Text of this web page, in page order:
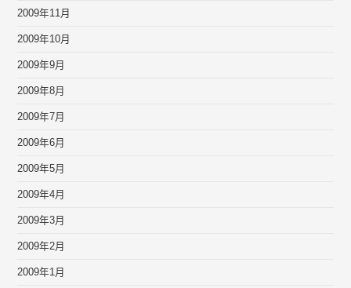
2009年11月
2009年10月
2009年9月
2009年8月
2009年7月
2009年6月
2009年5月
2009年4月
2009年3月
2009年2月
2009年1月